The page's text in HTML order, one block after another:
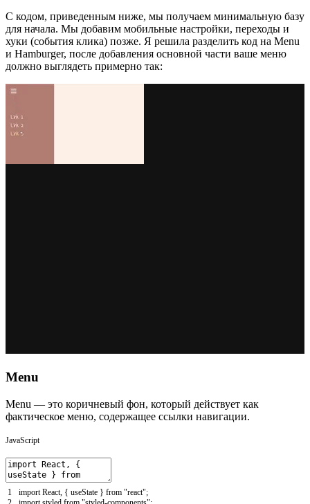
С кодом, приведенным ниже, мы получаем минимальную базу
для начала. Мы добавим мобильные настройки, переходы и
хуки (события клика) позже. Я решила разделить код на Menu
и Hamburger, после добавления основной части ваше меню
должно выглядеть примерно так:
Menu
Menu — это коричневый фон, который действует как
фактическое меню, содержащее ссылки навигации.
JavaScript
1
importReact, { useState } from "react";